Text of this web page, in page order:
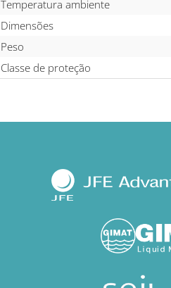
Temperatura ambiente
Dimensões
Peso
Classe de proteção